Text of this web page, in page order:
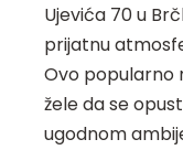
Ujevića 70 u
prijatnu
Ovo popularno
žele da se
ugodnom